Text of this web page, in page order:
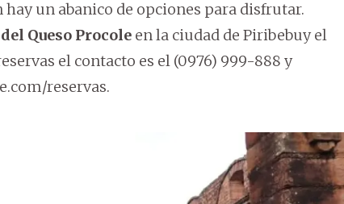
un abanico de opciones para disfrutar.
Queso Procole en la ciudad de Piribebuy el
el contacto es el (0976) 999-888 y
reservas.